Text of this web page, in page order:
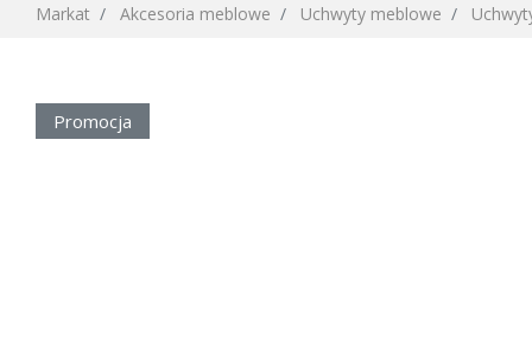
Markat Akcesoria meblowe Uchwyty meblowe
Promocja